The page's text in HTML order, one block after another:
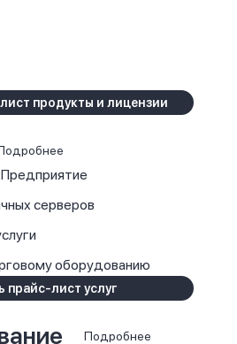
продукты и лицензии
серверов
оборудованию
прайс-лист услуг
Подробнее